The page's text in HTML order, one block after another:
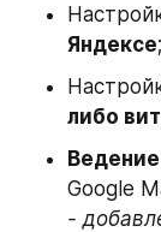
Яндексе;
либо
Ведение
Google
-